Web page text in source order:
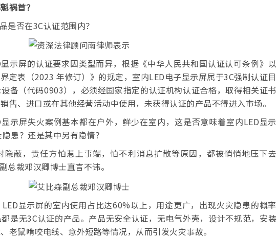
祸首？
是否在3C认证范围内？
示屏的认证要求因类型而异，根据《中华人民共和国认证认可条例》以
定表（2023 年修订）》的规定，室内LED电子显示屏属于3C强制认证目
备（代码0903），必须经国家指定的认证机构认证合格，取得相关证书
售、进口或在其他经营活动中使用，未获得认证的产品不得进入市场。
示屏失火案例基本都在户外，鲜少在室内，这是否意味着室内LED显示
患？还是其中另有隐情？
隐蔽，责任方怕惹上事端，怕不利消息扩散等原因，都被悄悄地压下去
裁邓汉卿博士直言不讳。
显示屏的室内使用占比达60%以上，用途更广，出现火灾隐患的概率
是无3C认证的产品。产品无安全认证，无电气外壳，设计不规范，安装
老鼠啃咬电线、意外短路等情况，从而引发火灾事故。